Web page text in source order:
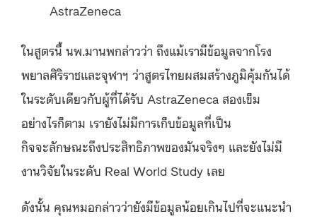
AstraZeneca
ในสูตรนี้ นพ.มานพกล่าวว่า ถึงแม้เรามีข้อมูลจากโรง
พยาลศิริราชและจุฬาฯ ว่าสูตรไทยผสมสร้างภูมิคุ้มกันได้
ในระดับเดียวกับผู้ที่ได้รับ AstraZeneca สองเข็ม
อย่างไรก็ตาม เรายังไม่มีการเก็บข้อมูลที่เป็น
กิจจะลักษณะถึงประสิทธิภาพของมันจริงๆ และยังไม่มี
งานวิจัยในระดับ Real World Study เลย
ดังนั้น คุณหมอกล่าวว่ายังมีข้อมูลน้อยเกินไปที่จะแนะนำ